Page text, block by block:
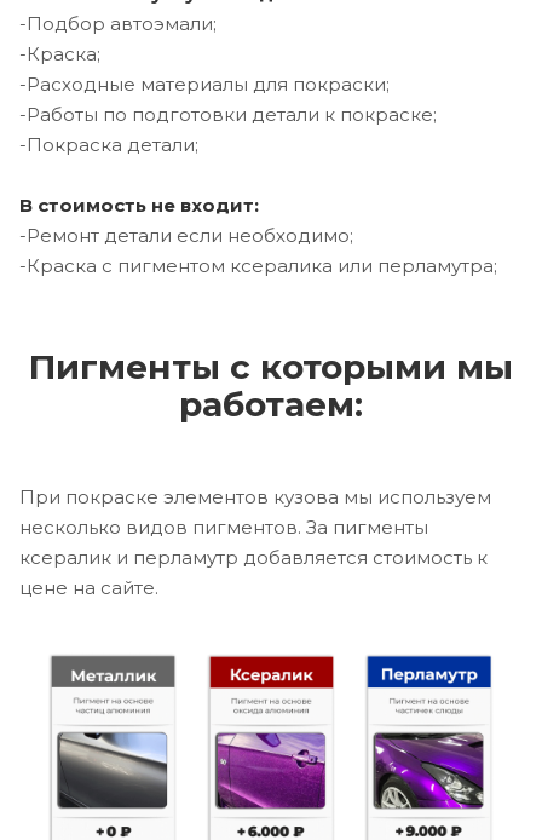
-Подбор автоэмали;
-Краска;
-Расходные материалы для покраски;
-Работы по подготовки детали к покраске;
-Покраска детали;
В стоимость не входит:
-Ремонт детали если необходимо;
-Краска с пигментом ксералика или перламутра;
Пигменты с которыми мы
работаем:
При покраске элементов кузова мы используем
несколько видов пигментов. За пигменты
ксералик и перламутр добавляется стоимость к
цене на сайте.